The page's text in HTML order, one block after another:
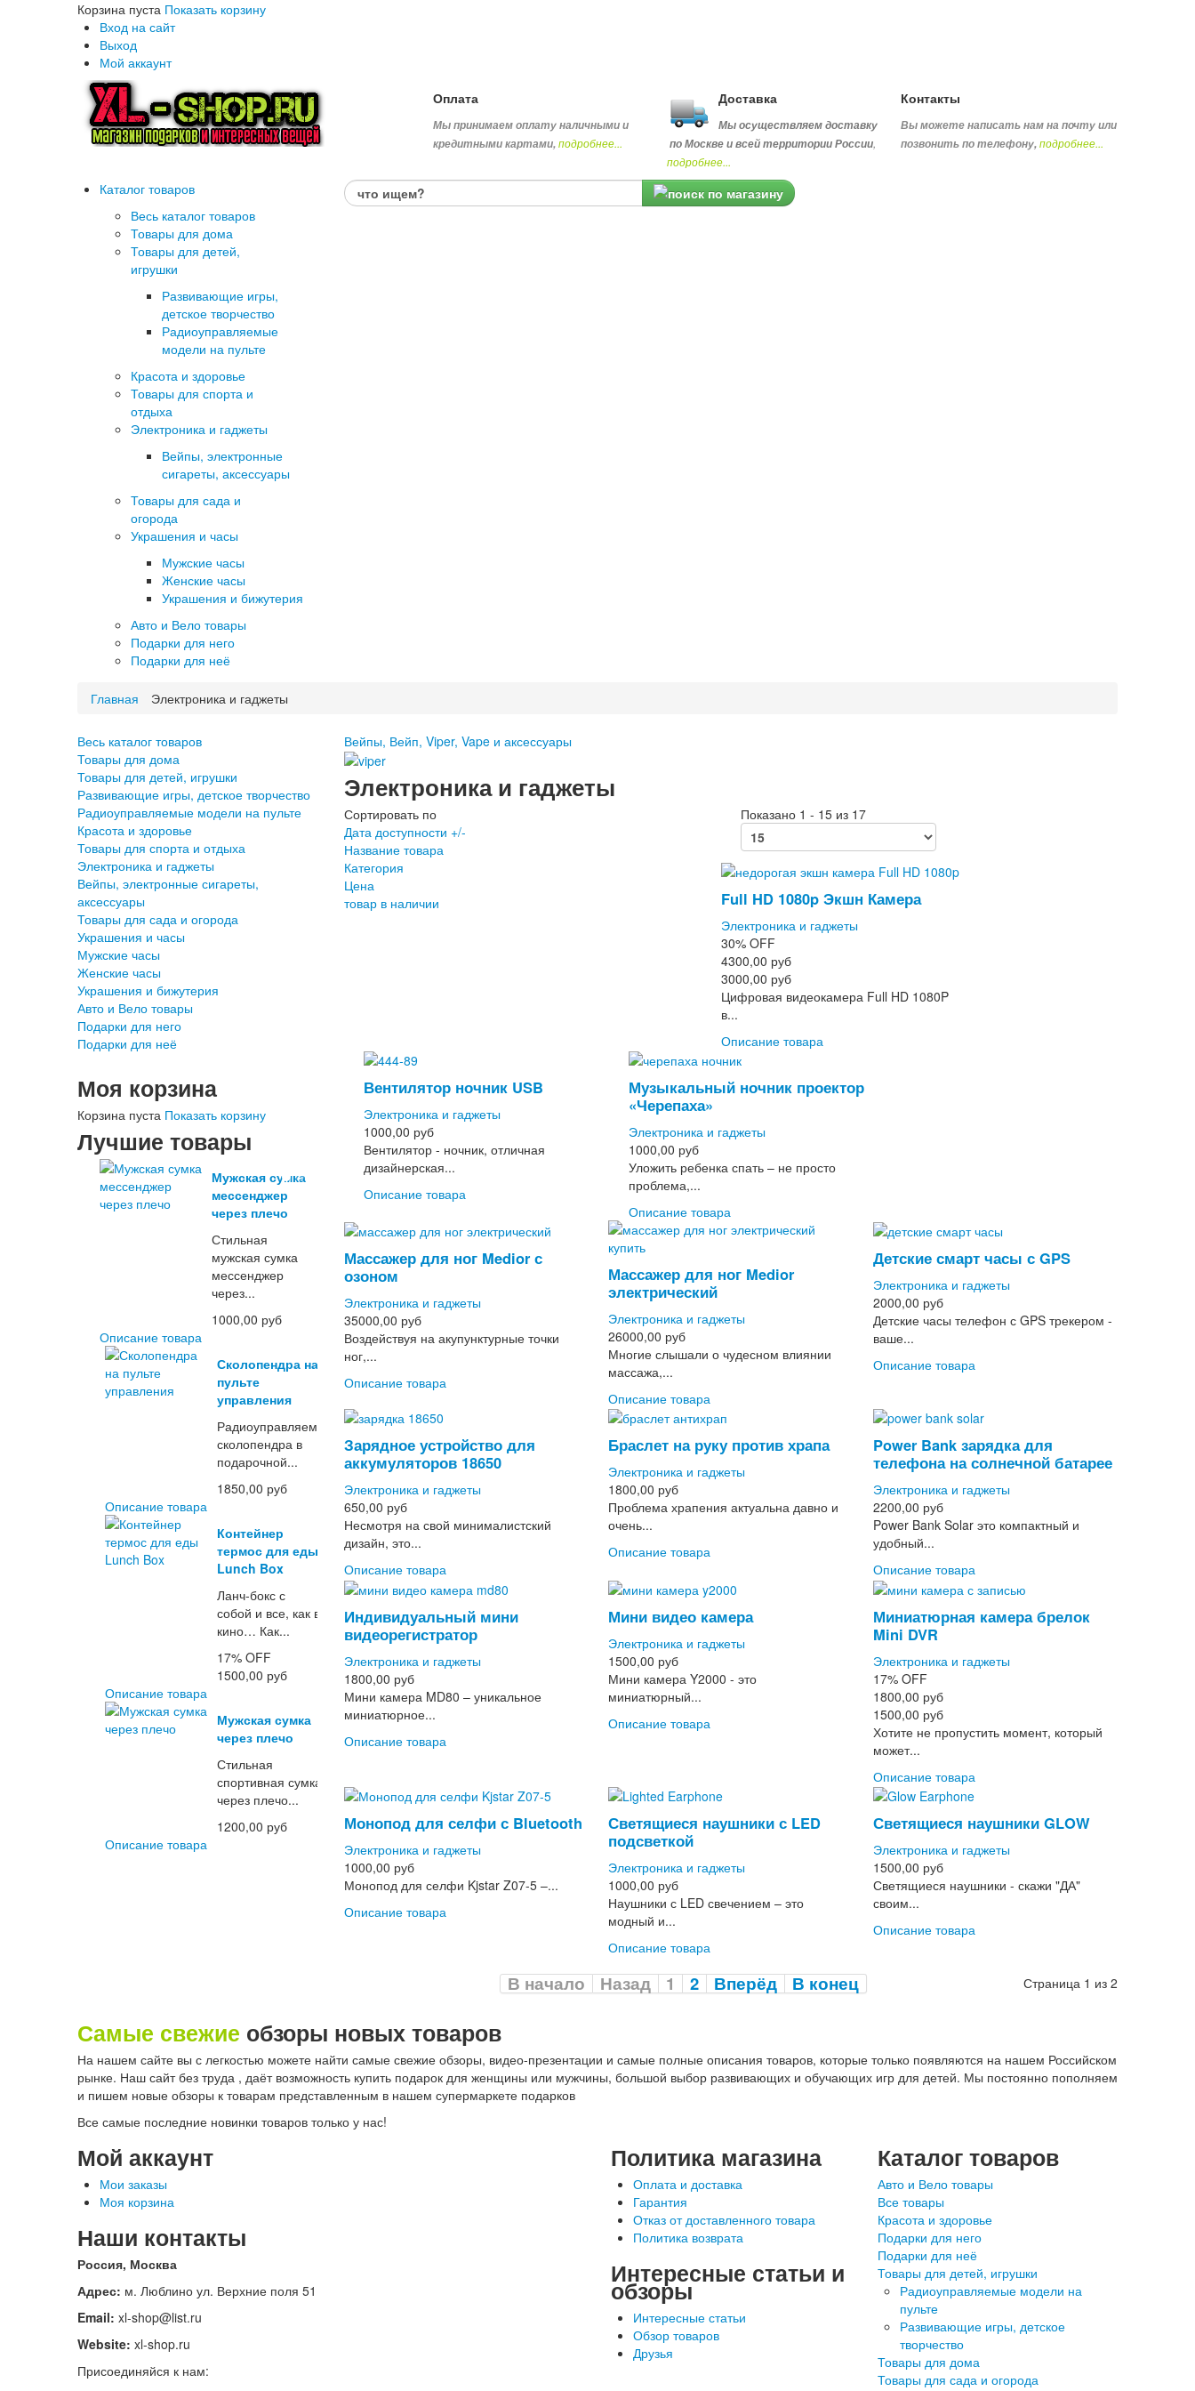
Корзина пуста Показать корзину
Вход на сайт
Выход
Мой аккаунт
Оплата
Мы принимаем оплату наличными и
кредитными картами,подробнее...
Доставка
Мы осуществляем доставку
по Москве и всей территории России,
подробнее...
Контакты
Вы можете написать нам на почту или
позвонить по телефону, подробнее...
Каталог товаров
Весь каталог товаров
Товары для дома
Товары для детей,
игрушки
Развивающие игры,
детское творчество
Радиоуправляемые
модели на пульте
Красота и здоровье
Товары для спорта и
отдыха
Электроника и гаджеты
Вейпы, электронные
сигареты, аксессуары
Товары для сада и
огорода
Украшения и часы
Мужские часы
Женские часы
Украшения и бижутерия
Авто и Вело товары
Подарки для него
Подарки для неё
Главная Электроника и гаджеты
Весь каталог товаров
Товары для дома
Товары для детей, игрушки
Развивающие игры, детское творчество
Радиоуправляемые модели на пульте
Красота и здоровье
Товары для спорта и отдыха
Электроника и гаджеты
Вейпы, электронные сигареты,
аксессуары
Товары для сада и огорода
Украшения и часы
Мужские часы
Женские часы
Украшения и бижутерия
Авто и Вело товары
Подарки для него
Подарки для неё
Моя корзина
Корзина пуста Показать корзину
Лучшие товары
Мужская сумка
мессенджер
через плечо
Стильная
мужская сумка
мессенджер
через...
1000,00 руб
Описание товара
Сколопендра на
пульте
управления
Радиоуправляемая
сколопендра в
подарочной...
1850,00 руб
Описание товара
Контейнер
термос для еды
Lunch Box
Ланч-бокс с
собой и все, как в
кино… Как...
17%OFF
1500,00 руб
Описание товара
Мужская сумка
через плечо
Стильная
спортивная сумка
через плечо...
1200,00 руб
Описание товара
Вейпы, Вейп, Viper, Vape и аксессуары
Электроника и гаджеты
Сортировать по
Дата доступности +/-
Название товара
Категория
Цена
товар в наличии
Показано 1 - 15 из 17
Full HD 1080p Экшн Камера
Электроника и гаджеты
30%OFF
4300,00 руб
3000,00 руб
Цифровая видеокамера Full HD 1080P
в...
Описание товара
Вентилятор ночник USB
Электроника и гаджеты
1000,00 руб
Вентилятор - ночник, отличная
дизайнерская...
Описание товара
Музыкальный ночник проектор
«Черепаха»
Электроника и гаджеты
1000,00 руб
Уложить ребенка спать – не просто
проблема,...
Описание товара
Массажер для ног Medior с
озоном
Электроника и гаджеты
35000,00 руб
Воздействуя на акупунктурные точки
ног,...
Описание товара
Массажер для ног Medior
электрический
Электроника и гаджеты
26000,00 руб
Многие слышали о чудесном влиянии
массажа,...
Описание товара
Детские смарт часы с GPS
Электроника и гаджеты
2000,00 руб
Детские часы телефон с GPS трекером -
ваше...
Описание товара
Зарядное устройство для
аккумуляторов 18650
Электроника и гаджеты
650,00 руб
Несмотря на свой минималистский
дизайн, это...
Описание товара
Браслет на руку против храпа
Электроника и гаджеты
1800,00 руб
Проблема храпения актуальна давно и
очень...
Описание товара
Power Bank зарядка для
телефона на солнечной батарее
Электроника и гаджеты
2200,00 руб
Power Bank Solar это компактный и
удобный...
Описание товара
Индивидуальный мини
видеорегистратор
Электроника и гаджеты
1800,00 руб
Мини камера MD80 – уникальное
миниатюрное...
Описание товара
Мини видео камера
Электроника и гаджеты
1500,00 руб
Мини камера Y2000 - это
миниатюрный...
Описание товара
Миниатюрная камера брелок
Mini DVR
Электроника и гаджеты
17%OFF
1800,00 руб
1500,00 руб
Хотите не пропустить момент, который
может...
Описание товара
Монопод для селфи с Bluetooth
Электроника и гаджеты
1000,00 руб
Монопод для селфи Kjstar Z07-5 –...
Описание товара
Светящиеся наушники с LED
подсветкой
Электроника и гаджеты
1000,00 руб
Наушники с LED свечением – это
модный и...
Описание товара
Светящиеся наушники GLOW
Электроника и гаджеты
1500,00 руб
Светящиеся наушники - скажи "ДА"
своим...
Описание товара
В начало Назад 1 2 Вперёд В конец Страница 1 из 2
Самые свежие обзоры новых товаров
На нашем сайте вы с легкостью можете найти самые свежие обзоры, видео-презентации и самые полные описания товаров, которые только появляются на нашем Российском
рынке. Наш сайт без труда , даёт возможность купить подарок для женщины или мужчины, большой выбор развивающих и обучающих игр для детей. Мы постоянно пополняем
и пишем новые обзоры к товарам представленным в нашем супермаркете подарков
Все самые последние новинки товаров только у нас!
Мой аккаунт
Мои заказы
Моя корзина
Наши контакты
Россия, Москва
Адрес: м. Люблино ул. Верхние поля 51
Email: xl-shop@list.ru
Website: xl-shop.ru
Присоединяйся к нам:
Политика магазина
Оплата и доставка
Гарантия
Отказ от доставленного товара
Политика возврата
Интересные статьи и
обзоры
Интересные статьи
Обзор товаров
Друзья
Каталог товаров
Авто и Вело товары
Все товары
Красота и здоровье
Подарки для него
Подарки для неё
Товары для детей, игрушки
Радиоуправляемые модели на
пульте
Развивающие игры, детское
творчество
Товары для дома
Товары для сада и огорода